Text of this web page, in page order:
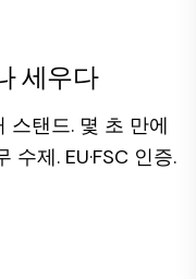
세우다
스탠드. 몇 초 만에
제. EU·FSC 인증.